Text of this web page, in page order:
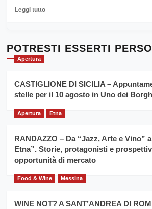
Sicilia
l’
evento
la
filiera
grano
Leggi tuttoLeggi
Cronoscalata
per
il
anno
Franco
Caruso
POTRESTI ESSERTI PERSO
Apertura
CASTIGLIONE DI SICILIA –
stelle per il 10 agosto in Uno dei
Apertura Etna
RANDAZZO – Da “Jazz, Arte e Vino”
Etna”. Storie, protagonisti e
opportunità di mercato
Food & Wine Messina
WINE NOT? A SANT’ANDREA DI